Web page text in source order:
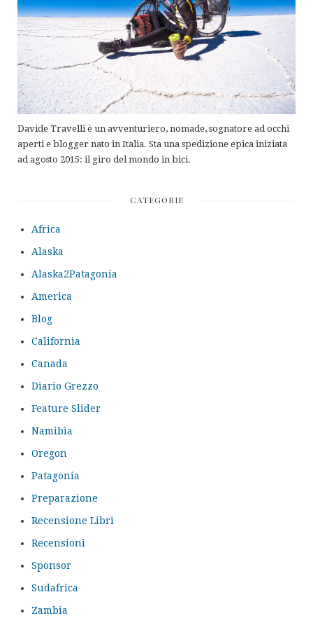
Davide Travelli è un avventuriero, nomade, sognatore ad occhi
aperti e blogger nato in Italia. Sta una spedizione epica iniziata
ad agosto 2015: il giro del mondo in bici.
CATEGORIE
Africa
Alaska
Alaska2Patagonia
America
Blog
California
Canada
Diario Grezzo
Feature Slider
Namibia
Oregon
Patagonia
Preparazione
Recensione Libri
Recensioni
Sponsor
Sudafrica
Zambia